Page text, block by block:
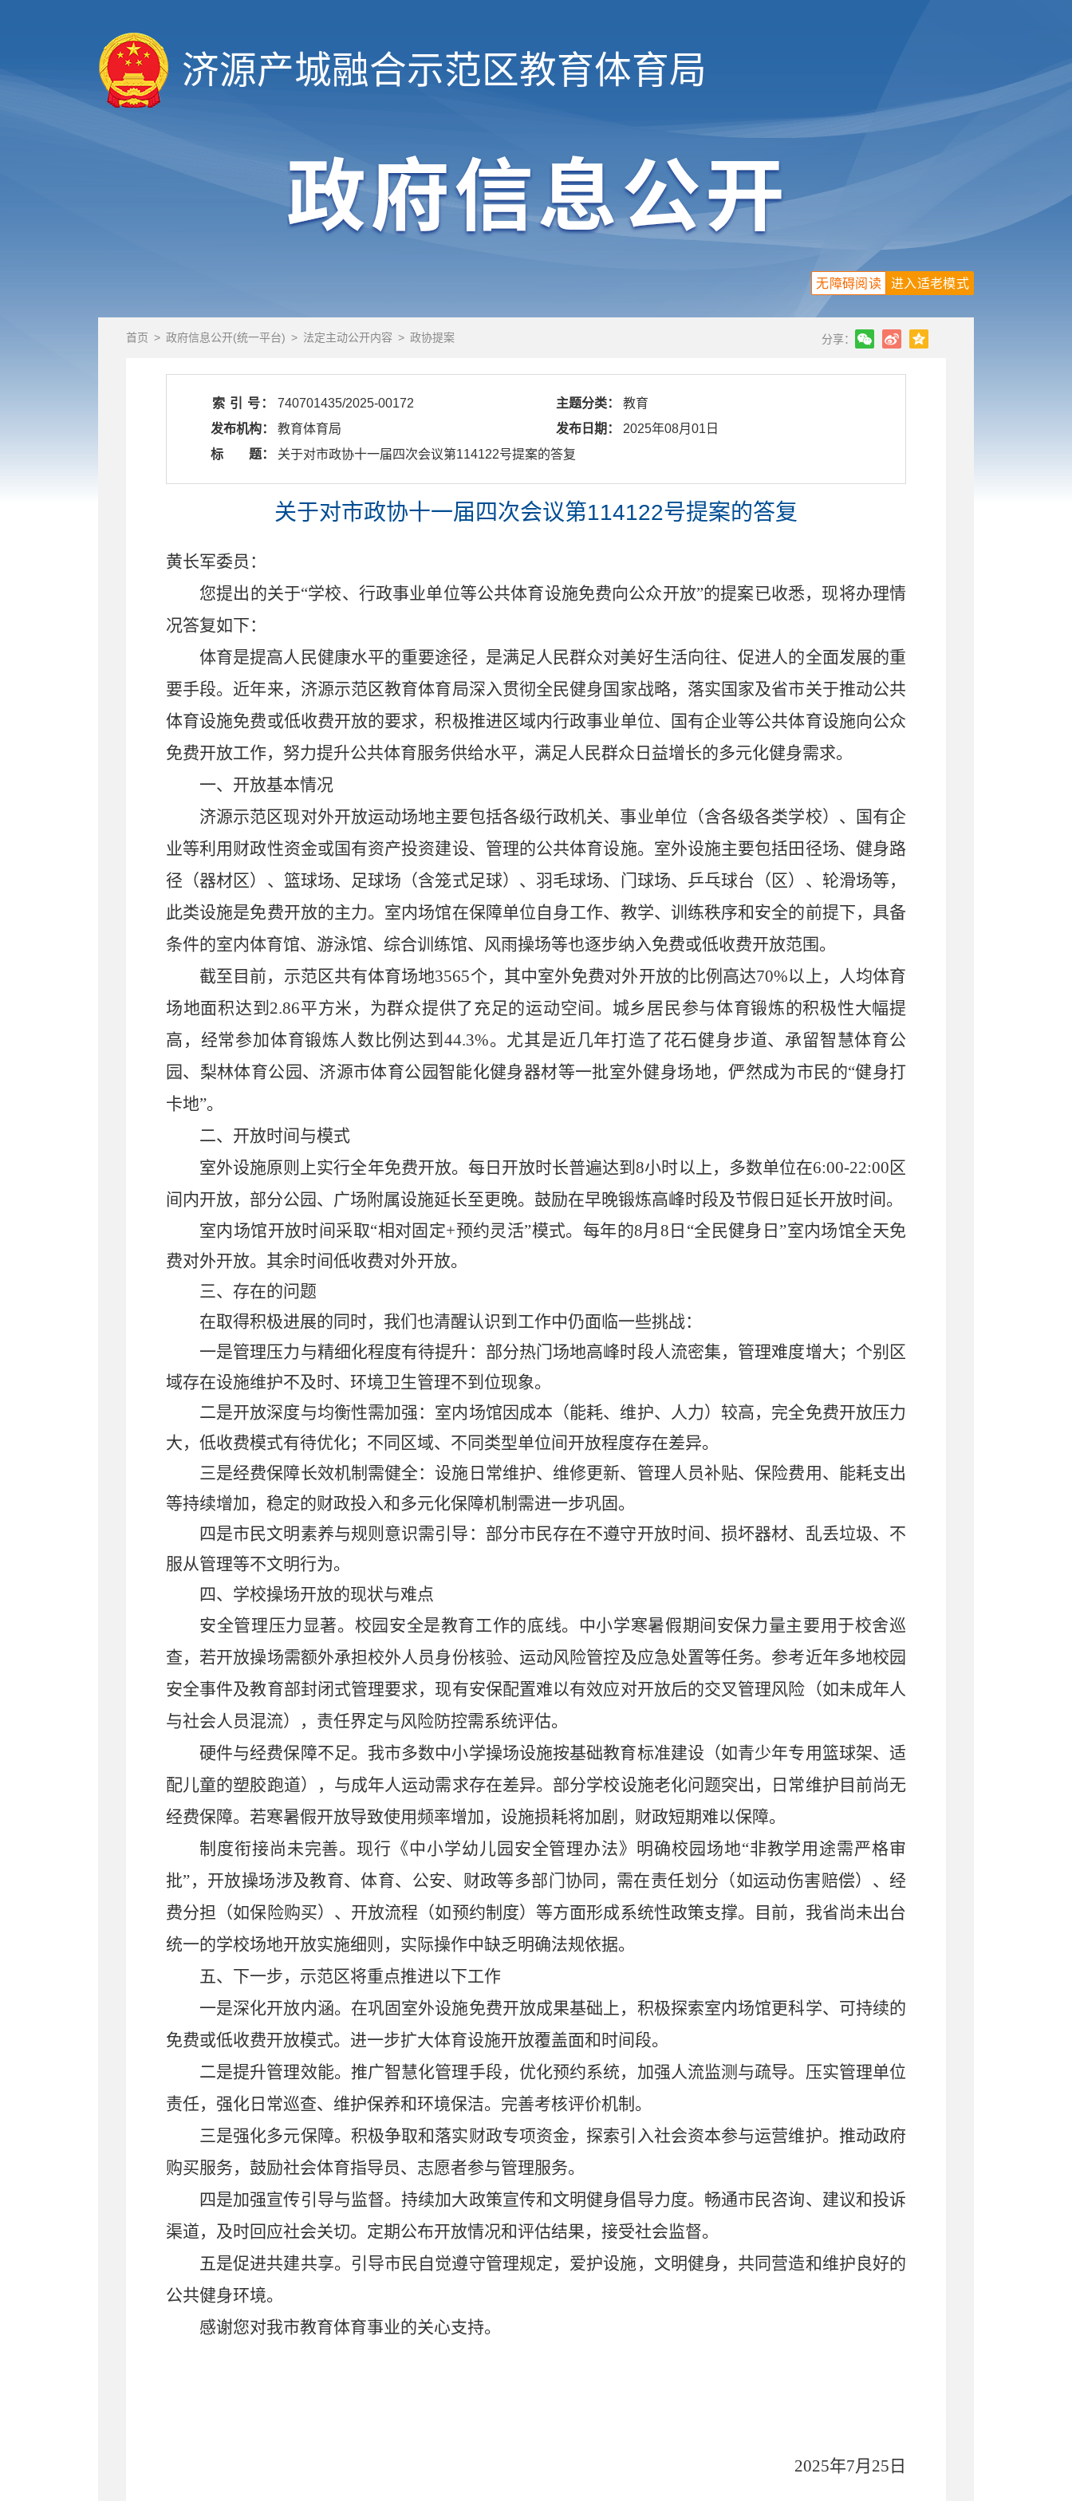
济源产城融合示范区教育体育局
进入适老模式
无障碍阅读
首页 > 政府信息公开(统一平台) > 法定主动公开内容 > 政协提案 分享：
索 引 号： 740701435/2025-00172 主题分类：
教育
发布机构：
教育体育局 发布日期：
2025年08月01日
标 题：
​ 关于对市政协十一届四次会议第114122号提案的答复
关于对市政协十一届四次会议第114122号提案的答复
黄长军委员：
您提出的关于“学校、行政事业单位等公共体育设施免费向公众开放”的提案已收悉，现将办理情
况答复如下：
体育是提高人民健康水平的重要途径，是满足人民群众对美好生活向往、促进人的全面发展的重
要手段。近年来，济源示范区教育体育局深入贯彻全民健身国家战略，落实国家及省市关于推动公共
体育设施免费或低收费开放的要求，积极推进区域内行政事业单位、国有企业等公共体育设施向公众
免费开放工作，努力提升公共体育服务供给水平，满足人民群众日益增长的多元化健身需求。
一、开放基本情况
济源示范区现对外开放运动场地主要包括各级行政机关、事业单位（含各级各类学校）、国有企
业等利用财政性资金或国有资产投资建设、管理的公共体育设施。室外设施主要包括田径场、健身路
径（器材区）、篮球场、足球场（含笼式足球）、羽毛球场、门球场、乒乓球台（区）、轮滑场等，
此类设施是免费开放的主力。室内场馆在保障单位自身工作、教学、训练秩序和安全的前提下，具备
条件的室内体育馆、游泳馆、综合训练馆、风雨操场等也逐步纳入免费或低收费开放范围。
截至目前，示范区共有体育场地3565个，其中室外免费对外开放的比例高达70%以上，人均体育
场地面积达到 2.86平方米，为群众提供了充足的运动空间。城乡居民参与体育锻炼的积极性大幅提
高，经常参加体育锻炼人数比例达到 44.3%。尤其是近几年打造了花石健身步道、承留智慧体育公
园、梨林体育公园、济源市体育公园智能化健身器材等一批室外健身场地，俨然成为市民的“健身打
卡地”。
二、开放时间与模式
室外设施原则上实行全年免费开放。每日开放时长普遍达到8小时以上，多数单位在6:00-22:00区
间内开放，部分公园、广场附属设施延长至更晚。鼓励在早晚锻炼高峰时段及节假日延长开放时间。
室内场馆开放时间采取“相对固定+预约灵活”模式。每年的8月 8 日“全民健身日”室内场馆全天免
费对外开放。其余时间低收费对外开放。
三、存在的问题
在取得积极进展的同时，我们也清醒认识到工作中仍面临一些挑战：
一是管理压力与精细化程度有待提升 ：部分热门场地高峰时段人流密集，管理难度增大；个别区
域存在设施维护不及时、环境卫生管理不到位现象。
二是开放深度与均衡性需加强 ：室内场馆因成本（能耗、维护、人力）较高，完全免费开放压力
大，低收费模式有待优化；不同区域、不同类型单位间开放程度存在差异。
三是经费保障长效机制需健全：设施日常维护、维修更新、管理人员补贴、保险费用、能耗支出
等持续增加，稳定的财政投入和多元化保障机制需进一步巩固。
四是市民文明素养与规则意识需引导 ：部分市民存在不遵守开放时间、损坏器材、乱丢垃圾、不
服从管理等不文明行为。
四、学校操场开放的现状与难点
安全管理压力显著。校园安全是教育工作的底线。中小学寒暑假期间安保力量主要用于校舍巡
查，若开放操场需额外承担校外人员身份核验、运动风险管控及应急处置等任务。参考近年多地校园
安全事件及教育部封闭式管理要求，现有安保配置难以有效应对开放后的交叉管理风险（如未成年人
与社会人员混流），责任界定与风险防控需系统评估。
硬件与经费保障不足。我市多数中小学操场设施按基础教育标准建设（如青少年专用篮球架、适
配儿童的塑胶跑道），与成年人运动需求存在差异。部分学校设施老化问题突出，日常维护目前尚无
经费保障。若寒暑假开放导致使用频率增加，设施损耗将加剧，财政短期难以保障。
制度衔接尚未完善。现行《中小学幼儿园安全管理办法》明确校园场地“非教学用途需严格审
批”，开放操场涉及教育、体育、公安、财政等多部门协同，需在责任划分 （如运动伤害赔偿）、经
费分担（如保险购买）、开放流程（如预约制度）等方面形成系统性政策支撑。目前，我省尚未出台
统一的学校场地开放实施细则，实际操作中缺乏明确法规依据。
五、下一步，示范区将重点推进以下工作
一是深化开放内涵。 在巩固室外设施免费开放成果基础上，积极探索室内场馆更科学、可持续的
免费或低收费开放模式。进一步扩大体育设施开放覆盖面和时间段。
二是提升管理效能。 推广智慧化管理手段，优化预约系统，加强人流监测与疏导。压实管理单位
责任，强化日常巡查、维护保养和环境保洁。完善考核评价机制。
三是强化多元保障。 积极争取和落实财政专项资金，探索引入社会资本参与运营维护。推动政府
购买服务，鼓励社会体育指导员、志愿者参与管理服务。
四是加强宣传引导与监督。持续加大政策宣传和文明健身倡导力度。畅通市民咨询、建议和投诉
渠道，及时回应社会关切。定期公布开放情况和评估结果，接受社会监督。
五是促进共建共享。 引导市民自觉遵守管理规定，爱护设施，文明健身，共同营造和维护良好的
公共健身环境。
感谢您对我市教育体育事业的关心支持。
2025年7月 25 日